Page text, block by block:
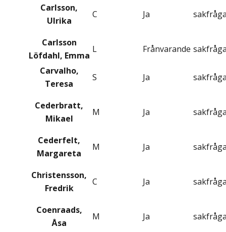
Carlsson,
Ulrika
C Ja
Carlsson
Löfdahl, Emma
L Frånvarande
Carvalho,
Teresa
S Ja
Cederbratt,
Mikael
M Ja
Cederfelt,
Margareta
M Ja
Christensson,
Fredrik
C Ja
Coenraads,
Åsa
M Ja